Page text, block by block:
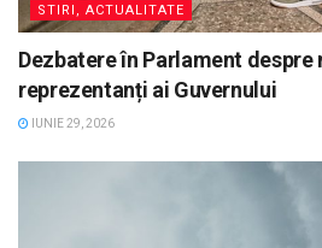
STIRI, ACTUALITATE
Dezbatere în Parlament
reprezentanți ai Guvernului
IUNIE 29, 2026